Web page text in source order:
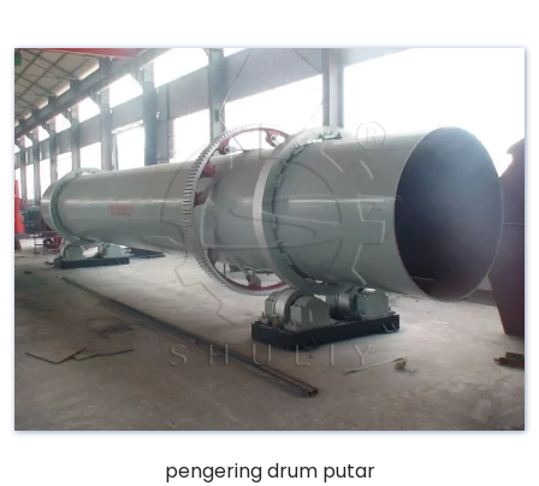
pengering drum putar